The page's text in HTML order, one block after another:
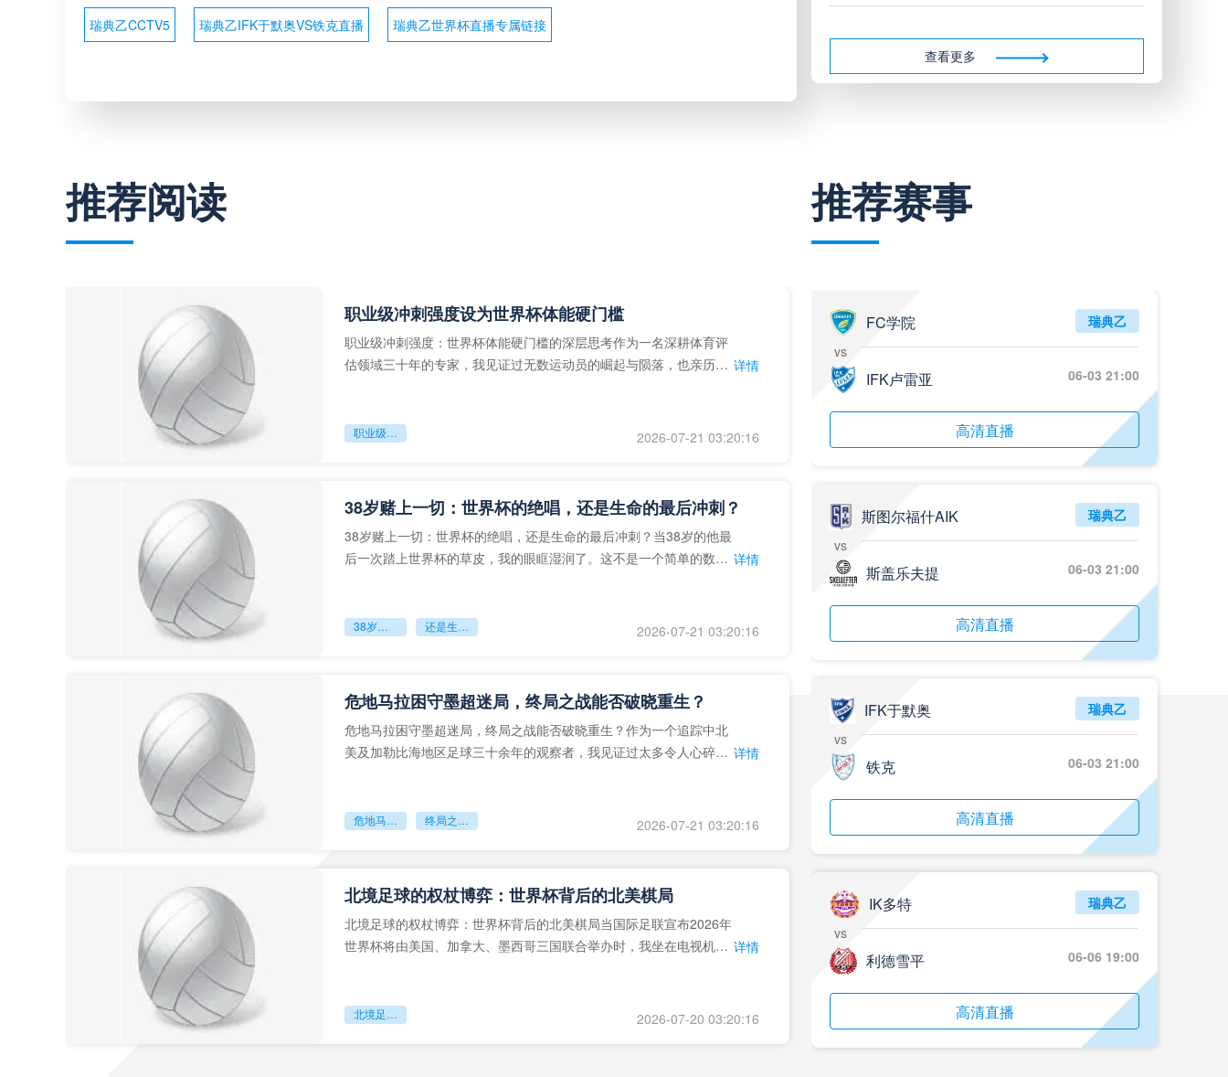
瑞典乙CCTV5 瑞典乙IFK于默奥VS铁克直播 瑞典乙世界杯直播专属链接
标签
比赛录像 西甲
05月26日 AC米兰vs蒙扎全场录像回放
标签
标签
标签
2025年5月24日
标签
欧联杯决赛
标签
2025年5月23日
标签
2024年5月21日
标签
2024年5月21日 足协杯第3轮
标签
2024年5月21日
标签
比赛录像
标签
比赛录像 成都蓉城
标签
标签
比赛录像
05月22日 水晶宫vs狼队 全场录像回放
查看更多
推荐阅读
职业级冲刺强度设为世界杯体能硬门槛
职业级冲刺强度：世界杯体能硬门槛的深层思考作为一名深耕体育评
估领域三十年的专家，我见证过无数运动员的崛起与陨落，也亲历了 详情
职业级冲刺强度设为世界杯体能硬门槛 2026-07-21 03:20:16
38岁赌上一切：世界杯的绝唱，还是生命的最后冲刺？
38岁赌上一切：世界杯的绝唱，还是生命的最后冲刺？当38岁的他最
后一次踏上世界杯的草皮，我的眼眶湿润了。这不是一个简单的数
详情
38岁赌上一切：世界杯的绝唱 还是生命的最后冲刺？ 2026-07-21 03:20:16
危地马拉困守墨超迷局，终局之战能否破晓重生？
危地马拉困守墨超迷局，终局之战能否破晓重生？作为一个追踪中北
美及加勒比海地区足球三十余年的观察者，我见证过太多令人心碎的 详情
危地马拉困守墨超迷局 终局之战能否破晓重生？ 2026-07-21 03:20:16
北境足球的权杖博弈：世界杯背后的北美棋局
北境足球的权杖博弈：世界杯背后的北美棋局当国际足联宣布2026年
世界杯将由美国、加拿大、墨西哥三国联合举办时，我坐在电视机
详情
北境足球的权杖博弈：世界杯背后的北美棋局 2026-07-20 03:20:16
推荐赛事
FC学院
vs
IFK卢雷亚
瑞典乙
06-03 21:00
高清直播
斯图尔福什AIK
vs
斯盖乐夫提
瑞典乙
06-03 21:00
高清直播
IFK于默奥
vs
铁克
瑞典乙
06-03 21:00
高清直播
IK多特
vs
利德雪平
瑞典乙
06-06 19:00
高清直播